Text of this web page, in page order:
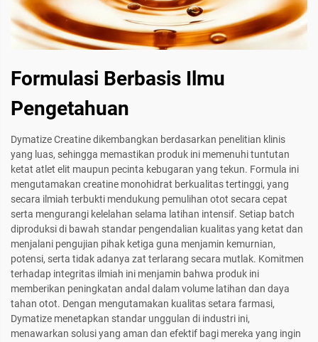
Formulasi Berbasis Ilmu
Pengetahuan
Dymatize Creatine dikembangkan berdasarkan penelitian klinis
yang luas, sehingga memastikan produk ini memenuhi tuntutan
ketat atlet elit maupun pecinta kebugaran yang tekun. Formula ini
mengutamakan creatine monohidrat berkualitas tertinggi, yang
secara ilmiah terbukti mendukung pemulihan otot secara cepat
serta mengurangi kelelahan selama latihan intensif. Setiap batch
diproduksi di bawah standar pengendalian kualitas yang ketat dan
menjalani pengujian pihak ketiga guna menjamin kemurnian,
potensi, serta tidak adanya zat terlarang secara mutlak. Komitmen
terhadap integritas ilmiah ini menjamin bahwa produk ini
memberikan peningkatan andal dalam volume latihan dan daya
tahan otot. Dengan mengutamakan kualitas setara farmasi,
Dymatize menetapkan standar unggulan di industri ini,
menawarkan solusi yang aman dan efektif bagi mereka yang ingin